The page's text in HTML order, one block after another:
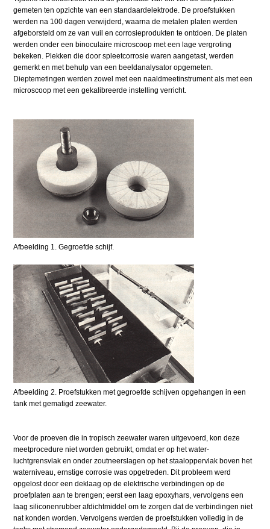
gemeten ten opzichte van een standaardelektrode. De proefstukken
werden na 100 dagen verwijderd, waarna de metalen platen werden
afgeborsteld om ze van vuil en corrosieprodukten te ontdoen. De platen
werden onder een binoculaire microscoop met een lage vergroting
bekeken. Plekken die door spleetcorrosie waren aangetast, werden
gemerkt en met behulp van een beeldanalysator opgemeten.
Dieptemetingen werden zowel met een naaldmeetinstrument als met een
microscoop met een gekalibreerde instelling verricht.
Afbeelding 1. Gegroefde schijf.
Afbeelding 2. Proefstukken met gegroefde schijven opgehangen in een
tank met gematigd zeewater.
Voor de proeven die in tropisch zeewater waren uitgevoerd, kon deze
meetprocedure niet worden gebruikt, omdat er op het water-
luchtgrensvlak en onder zoutneerslagen op het staaloppervlak boven het
waterniveau, ernstige corrosie was opgetreden. Dit probleem werd
opgelost door een deklaag op de elektrische verbindingen op de
proefplaten aan te brengen; eerst een laag epoxyhars, vervolgens een
laag siliconenrubber afdichtmiddel om te zorgen dat de verbindingen niet
nat konden worden. Vervolgens werden de proefstukken volledig in de